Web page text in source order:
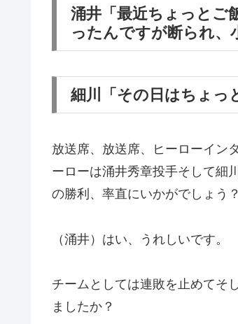
涌井「最近ちょっとご
ったんですが断られ、
細川「その日はちょっ
放送席、放送席、ヒーローイン
ーローは涌井秀章投手そして細
の勝利、率直にいかがでしょう？
（涌井）はい、うれしいです。
チームとしては連敗を止めてそ
ましたか？